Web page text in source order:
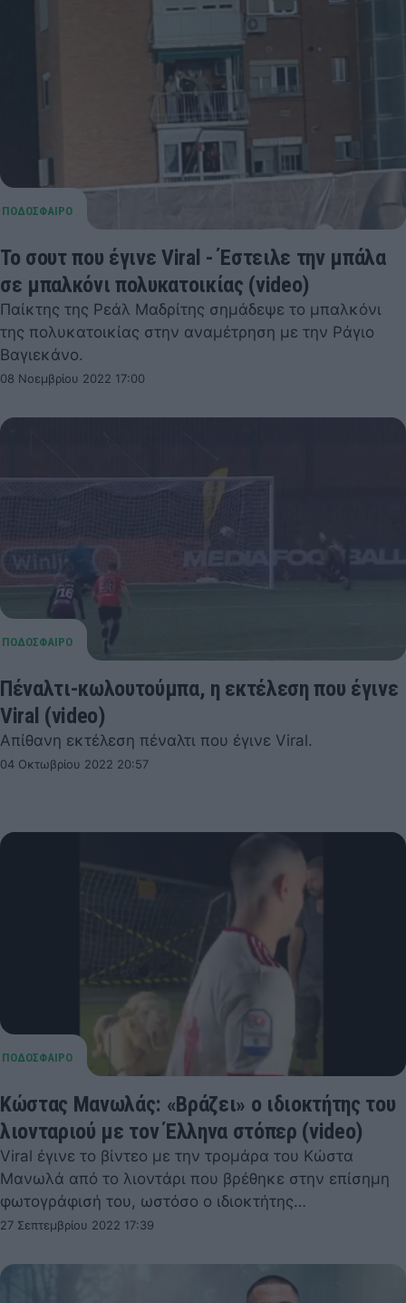
Το σουτ που έγινε Viral - Έστειλε την μπάλα
σε μπαλκόνι πολυκατοικίας (video)
Παίκτης της Ρεάλ Μαδρίτης σημάδεψε το μπαλκόνι
της πολυκατοικίας στην αναμέτρηση με την Ράγιο
Βαγιεκάνο.
08 Νοεμβρίου 2022 17:00
Πέναλτι-κωλουτούμπα, η εκτέλεση που έγινε
Viral (video)
Απίθανη εκτέλεση πέναλτι που έγινε Viral.
04 Οκτωβρίου 2022 20:57
Κώστας Μανωλάς: «Βράζει» ο ιδιοκτήτης του
λιονταριού με τον Έλληνα στόπερ (video)
Viral έγινε το βίντεο με την τρομάρα του Κώστα
Μανωλά από το λιοντάρι που βρέθηκε στην επίσημη
φωτογράφισή του, ωστόσο ο ιδιοκτήτης…
27 Σεπτεμβρίου 2022 17:39